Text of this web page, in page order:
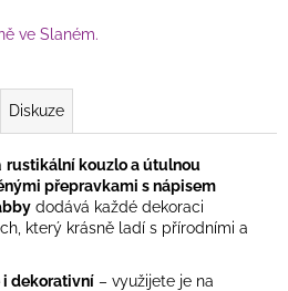
ve Slaném.
Diskuze
rustikální kouzlo a útulnou
přepravkami s nápisem
dodává každé dekoraci
který krásně ladí s přírodními a
dekorativní – využijete je na